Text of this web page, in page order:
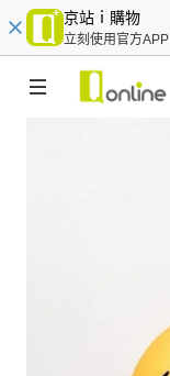
京站ｉ購物
立刻使用官方APP